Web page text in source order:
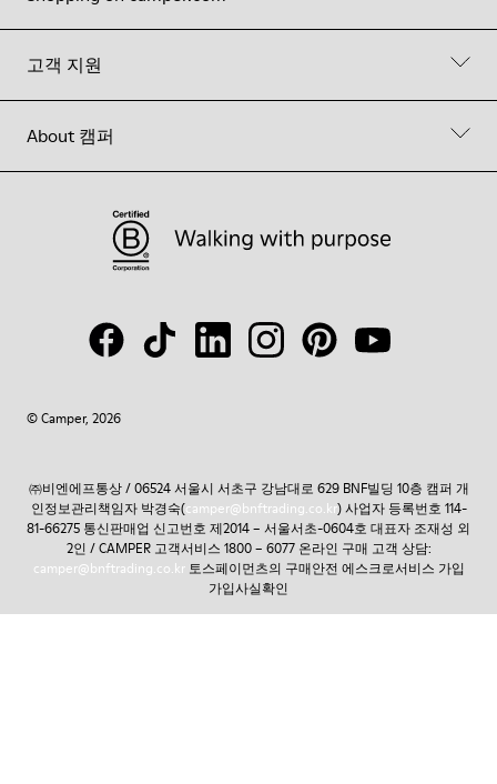
고객 지원
About 캠퍼
© Camper, 2026
㈜비엔에프통상 / 06524 서울시 서초구 강남대로 629 BNF빌딩 10층 캠퍼 개
인정보관리책임자 박경숙(camper@bnftrading.co.kr) 사업자 등록번호 114-
81-66275 통신판매업 신고번호 제2014 – 서울서초-0604호 대표자 조재성 외
2인 / CAMPER 고객서비스 1800 – 6077 온라인 구매 고객 상담:
camper@bnftrading.co.kr토스페이먼츠의 구매안전 에스크로서비스 가입
가입사실확인